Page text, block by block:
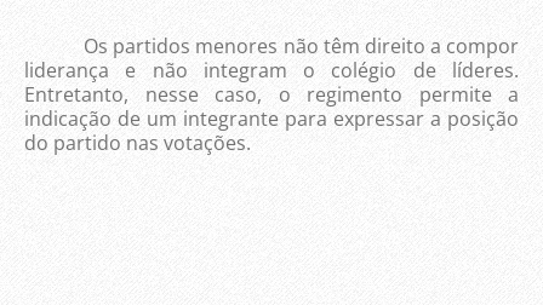
Os partidos menores não têm direito a compor
liderança e não integram o colégio de líderes.
Entretanto, nesse caso, o regimento permite a
indicação de um integrante para expressar a posição
do partido nas votações.